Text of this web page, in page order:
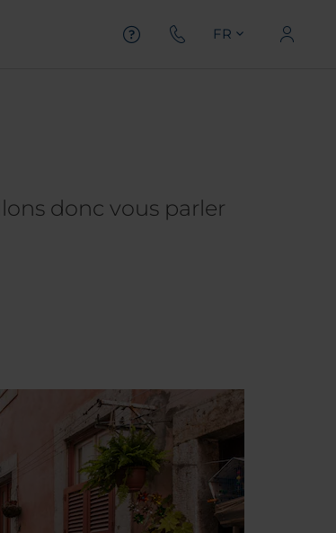
FR
donc vous parler